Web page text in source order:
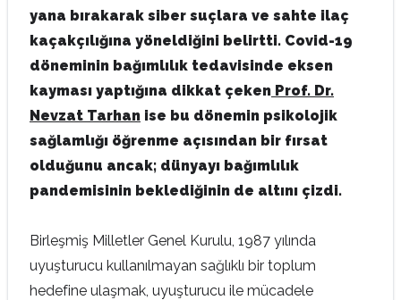
yana bırakarak siber suçlara ve sahte ilaç
kaçakçılığına yöneldiğini belirtti. Covid-19
döneminin bağımlılık tedavisinde eksen
kayması yaptığına dikkat çeken Prof. Dr.
Nevzat Tarhan ise bu dönemin psikolojik
sağlamlığı öğrenme açısından bir fırsat
olduğunu ancak; dünyayı bağımlılık
pandemisinin beklediğinin de altını çizdi.
Birleşmiş Milletler Genel Kurulu, 1987 yılında
uyuşturucu kullanılmayan sağlıklı bir toplum
hedefine ulaşmak, uyuşturucu ile mücadele